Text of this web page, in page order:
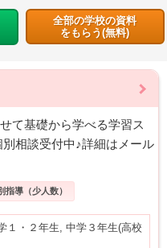
全部の学校の資料
をもらう(無料)
て基礎から学べる学習ス
別相談受付中♪詳細はメール
指導（少人数）
１・２年生, 中学３年生(高校